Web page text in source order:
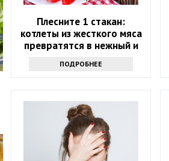
Плесните 1 стакан:
котлеты из жесткого мяса
превратятся в нежный и
сочный деликатес
ПОДРОБНЕЕ